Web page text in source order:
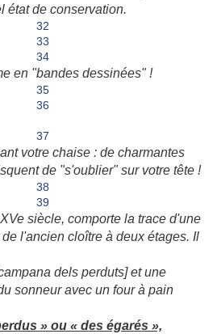
état de conservation.
en "bandes dessinées" !
votre chaise : de charmantes
de "s'oublier" sur votre tête !
siècle, comporte la trace d'une
l'ancien cloître à deux étages. Il
dels perduts] et une
sonneur avec un four à pain
» ou « des égarés »,